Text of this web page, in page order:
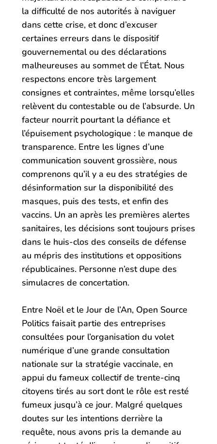
la difficulté de nos autorités à naviguer
dans cette crise, et donc d’excuser
certaines erreurs dans le dispositif
gouvernemental ou des déclarations
malheureuses au sommet de l’État. Nous
respectons encore très largement
consignes et contraintes, même lorsqu’elles
relèvent du contestable ou de l’absurde. Un
facteur nourrit pourtant la défiance et
l’épuisement psychologique : le manque de
transparence. Entre les lignes d’une
communication souvent grossière, nous
comprenons qu’il y a eu des stratégies de
désinformation sur la disponibilité des
masques, puis des tests, et enfin des
vaccins. Un an après les premières alertes
sanitaires, les décisions sont toujours prises
dans le huis-clos des conseils de défense
au mépris des institutions et oppositions
républicaines. Personne n’est dupe des
simulacres de concertation.
Entre Noël et le Jour de l’An, Open Source
Politics faisait partie des entreprises
consultées pour l’organisation du volet
numérique d’une grande consultation
nationale sur la stratégie vaccinale, en
appui du fameux collectif de trente-cinq
citoyens tirés au sort dont le rôle est resté
fumeux jusqu’à ce jour. Malgré quelques
doutes sur les intentions derrière la
requête, nous avons pris la demande au